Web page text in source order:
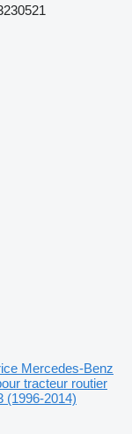
Mercedes-Benz
tracteur routier
(1996-2014)